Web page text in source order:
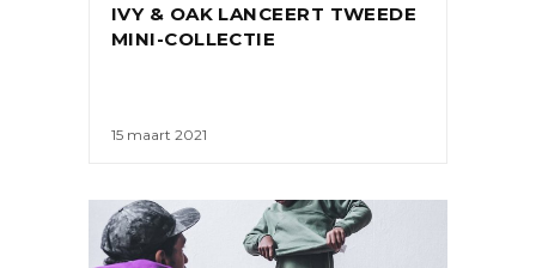
IVY & OAK LANCEERT TWEEDE
MINI-COLLECTIE
15 maart 2021